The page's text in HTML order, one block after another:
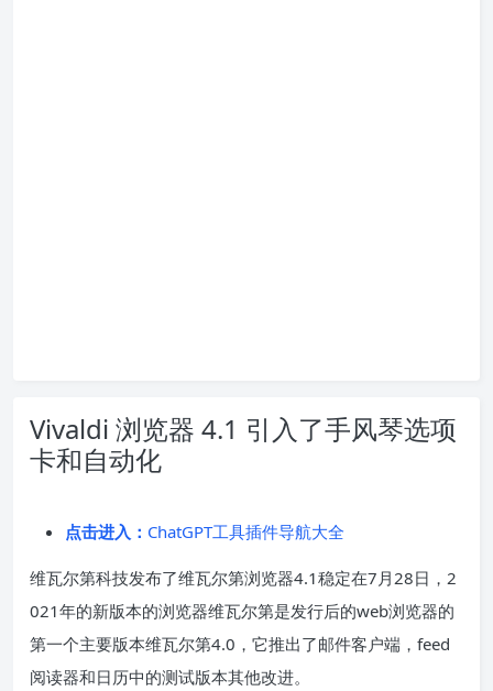
Vivaldi 浏览器 4.1 引入了手风琴选项
卡和自动化
点击进入： ChatGPT工具插件导航大全
维瓦尔第科技发布了维瓦尔第浏览器4.1稳定在7月28日，2
021年的新版本的浏览器维瓦尔第是发行后的web浏览器的
第一个主要版本维瓦尔第4.0 ，它推出了邮件客户端，feed
阅读器和日历中的测试版本其他改进。